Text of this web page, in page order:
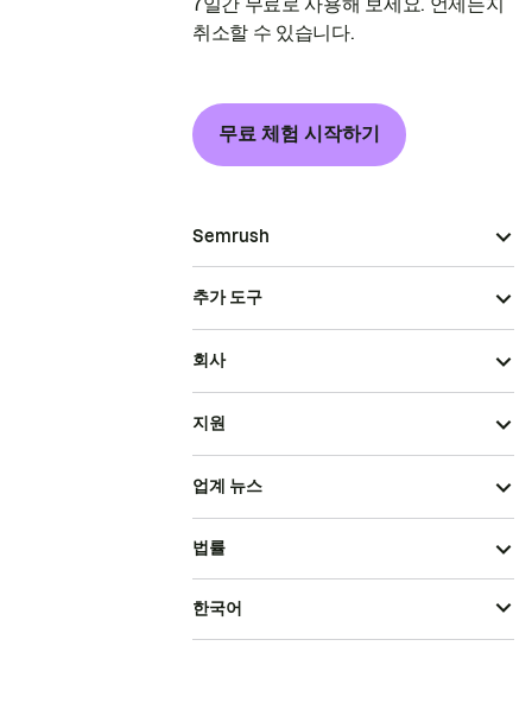
취소할 수 있습니다.
무료 체험 시작하기
Semrush
추가 도구
회사
지원
업계 뉴스
법률
한국어